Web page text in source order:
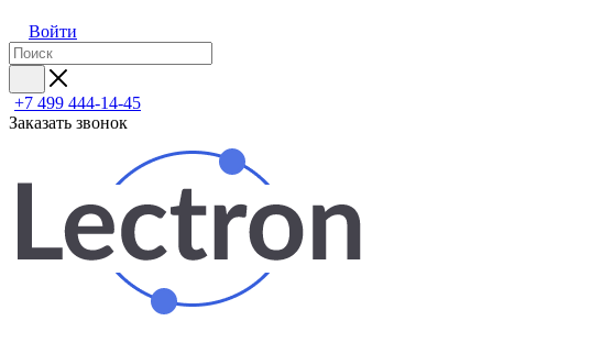
Войти
+7 499 444-14-45
Заказать звонок